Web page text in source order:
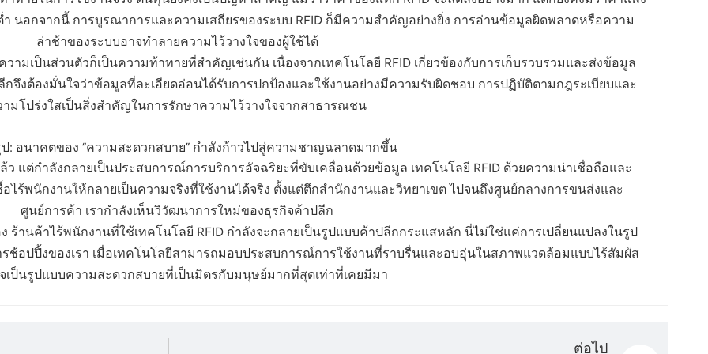
นอกจากนี้ การบูรณาการและความเสถียรของระบบ RFID ก็มีความสำคัญอย่างยิ่ง การอ่านข้อมูลผิดพลาดหรือความ
ล่าช้าของระบบอาจทำลายความไว้วางใจของผู้ใช้ได้
มเป็นส่วนตัวก็เป็นความท้าทายที่สำคัญเช่นกัน เนื่องจากเทคโนโลยี RFID เกี่ยวข้องกับการเก็บรวบรวมและส่งข้อมูล
จึงต้องมั่นใจว่าข้อมูลที่ละเอียดอ่อนได้รับการปกป้องและใช้งานอย่างมีความรับผิดชอบ การปฏิบัติตามกฎระเบียบและ
มโปร่งใสเป็นสิ่งสำคัญในการรักษาความไว้วางใจจากสาธารณชน
: อนาคตของ “ความสะดวกสบาย” กำลังก้าวไปสู่ความชาญฉลาดมากขึ้น
แต่กำลังกลายเป็นประสบการณ์การบริการอัจฉริยะที่ขับเคลื่อนด้วยข้อมูล เทคโนโลยี RFID ด้วยความน่าเชื่อถือและ
ร้พนักงานให้กลายเป็นความจริงที่ใช้งานได้จริง ตั้งแต่ตึกสำนักงานและวิทยาเขต ไปจนถึงศูนย์กลางการขนส่งและ
ศูนย์การค้า เรากำลังเห็นวิวัฒนาการใหม่ของธุรกิจค้าปลีก
านค้าไร้พนักงานที่ใช้เทคโนโลยี RFID กำลังจะกลายเป็นรูปแบบค้าปลีกกระแสหลัก นี่ไม่ใช่แค่การเปลี่ยนแปลงในรูป
ช้อปปิ้งของเรา เมื่อเทคโนโลยีสามารถมอบประสบการณ์การใช้งานที่ราบรื่นและอบอุ่นในสภาพแวดล้อมแบบไร้สัมผัส
เป็นรูปแบบความสะดวกสบายที่เป็นมิตรกับมนุษย์มากที่สุดเท่าที่เคยมีมา
ต่อไป